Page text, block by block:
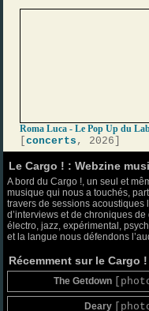
Roma Luca - Le Pop Up du
[concerts , 2026]
Le Cargo ! : Webzine
A bord du Cargo !, un seul et
musique qui nous a touchés,
travers de sessions
d’interviews et de chroniques
électro, jazz, expérimental,
et la langue nous défendons
Récemment sur le Cargo !
The Getdown
Deary